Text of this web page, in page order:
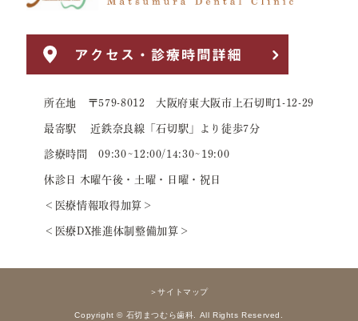
所在地 〒579-8012 大阪府東大阪市上石切町1-12-29
最寄駅 近鉄奈良線「石切駅」より徒歩7分
診療時間 09:30~12:00/14:30~19:00
休診日 木曜午後・土曜・日曜・祝日
＜医療情報取得加算＞
＜医療DX推進体制整備加算＞
＞サイトマップ
Copyright © 石切まつむら歯科. All Rights Reserved.